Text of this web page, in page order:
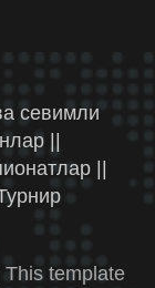
севимли
||
||
template